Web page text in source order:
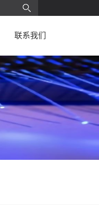
联系我们